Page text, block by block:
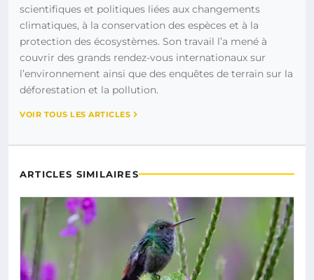
scientifiques et politiques liées aux changements
climatiques, à la conservation des espèces et à la
protection des écosystèmes. Son travail l’a mené à
couvrir des grands rendez-vous internationaux sur
l’environnement ainsi que des enquêtes de terrain sur la
déforestation et la pollution.
VOIR TOUS LES ARTICLES
ARTICLES SIMILAIRES